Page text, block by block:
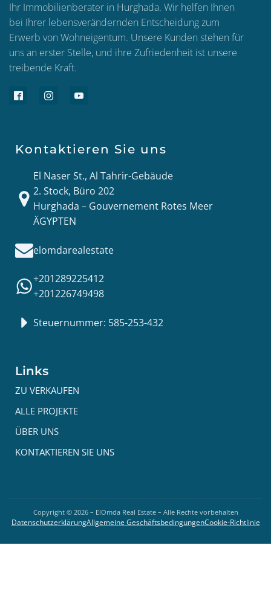
Ihr Immobilienberater in Hurghada. Wir helfen Ihnen
bei Ihrer lebensverändernden Entscheidung zum
Erwerb von Wohneigentum. Unsere Kunden stehen für
uns an erster Stelle, und ihre Zufriedenheit ist unsere
treibende Kraft.
Kontaktieren Sie uns
El Naser St., Al Tahrir-Gebäude
2. Stock, Büro 202
Hurghada – Gouvernement Rotes Meer
ÄGYPTEN
elomdarealestate
+201289225412
+201226749498
Steuernummer: 585-253-432
Links
ZU VERKAUFEN
ALLE PROJEKTE
ÜBER UNS
KONTAKTIEREN SIE UNS
Copyright © 2026– ElOmda Real Estate – Alle Rechte vorbehalten
DatenschutzerklärungAllgemeine GeschäftsbedingungenCookie-Richtlinie